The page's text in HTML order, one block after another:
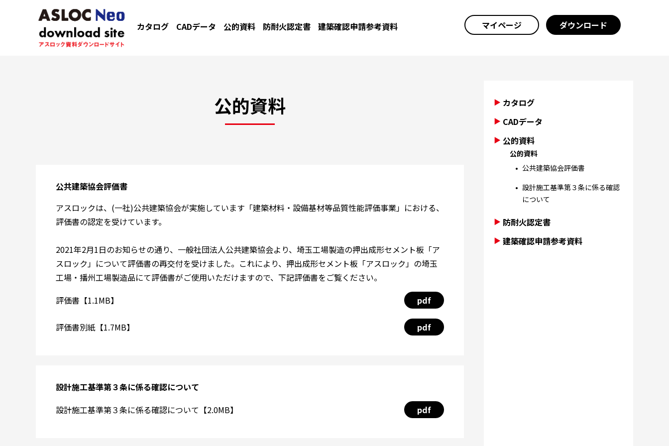
カタログ CADデータ 公的資料 防耐火認定書 建築確認申請参考資料 マイページ ダウンロード
公的資料
公共建築協会評価書
アスロックは、(一社)公共建築協会が実施しています「建築材料・設備基材等品質性能評価事業」における、
評価書の認定を受けています。
2021年2月1日のお知らせの通り、一般社団法人公共建築協会より、埼玉工場製造の押出成形セメント板「ア
スロック」について評価書の再交付を受けました。これにより、押出成形セメント板「アスロック」の埼玉
工場・播州工場製造品にて評価書がご使用いただけますので、下記評価書をご覧ください。
評価書【1.1MB】
pdf
評価書別紙【1.7MB】 pdf
設計施工基準第３条に係る確認について
設計施工基準第３条に係る確認について【2.0MB】
pdf
カタログ
CADデータ
公的資料
公的資料
公共建築協会評価書
設計施工基準第３条に係る確認
について
防耐火認定書
建築確認申請参考資料